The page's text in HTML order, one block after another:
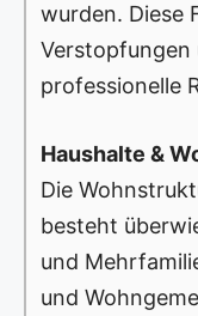
wurden. Diese
Verstopfungen
professionelle
Haushalte &
Die
besteht
und
und